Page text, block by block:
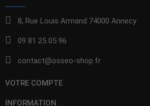
8, Rue Louis Armand 74000 Annecy
09 81 25 05 96
contact@osseo-shop.fr
VOTRE COMPTE
INFORMATION